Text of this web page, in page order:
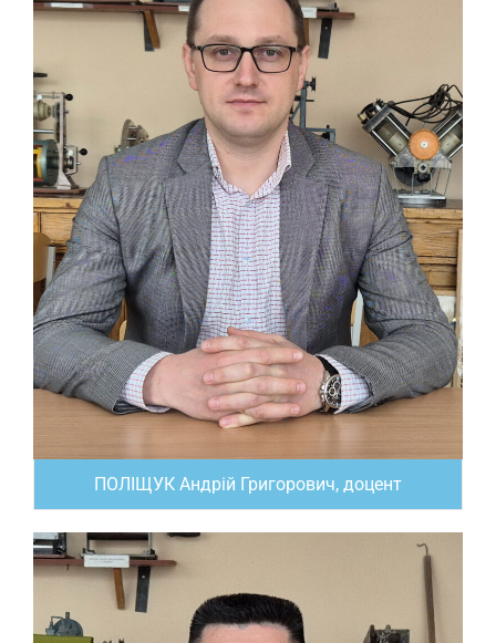
ПОЛІЩУК Андрій Григорович, доцент